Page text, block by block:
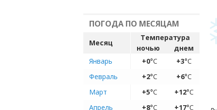
ПОГОДА ПО МЕСЯЦАМ
Месяц
Температура
ночью
днем
Январь
+0°C +3°C
Февраль
+2°C +6°C
Март
+5°C +12°C
Апрель
+8°C +17°C